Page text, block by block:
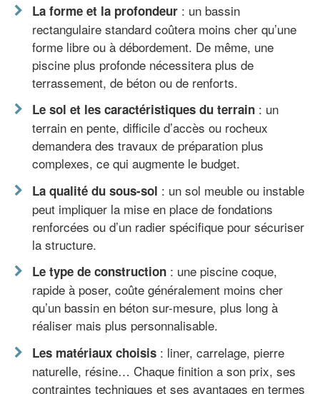
La forme et la profondeur : un bassin
rectangulaire standard coûtera moins cher qu’une
forme libre ou à débordement. De même, une
piscine plus profonde nécessitera plus de
terrassement, de béton ou de renforts.
Le sol et les caractéristiques du terrain : un
terrain en pente, difficile d’accès ou rocheux
demandera des travaux de préparation plus
complexes, ce qui augmente le budget.
La qualité du sous-sol : un sol meuble ou instable
peut impliquer la mise en place de fondations
renforcées ou d’un radier spécifique pour sécuriser
la structure.
Le type de construction : une piscine coque,
rapide à poser, coûte généralement moins cher
qu’un bassin en béton sur-mesure, plus long à
réaliser mais plus personnalisable.
Les matériaux choisis : liner, carrelage, pierre
naturelle, résine… Chaque finition a son prix, ses
contraintes techniques et ses avantages en termes